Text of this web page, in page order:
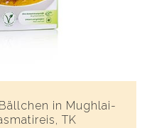
in Mughlai-
TK